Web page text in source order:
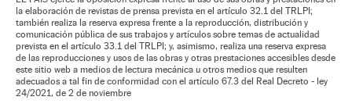
la elaboración de revistas de prensa prevista en el artículo 32.1 del TRLPI;
también realiza la reserva expresa frente a la reproducción, distribución y
comunicación pública de sus trabajos y artículos sobre temas de actualidad
prevista en el artículo 33.1 del TRLPI; y, asimismo, realiza una reserva expresa
de las reproducciones y usos de las obras y otras prestaciones accesibles desde
este sitio web a medios de lectura mecánica u otros medios que resulten
adecuados a tal fin de conformidad con el artículo 67.3 del Real Decreto - ley
24/2021, de 2 de noviembre